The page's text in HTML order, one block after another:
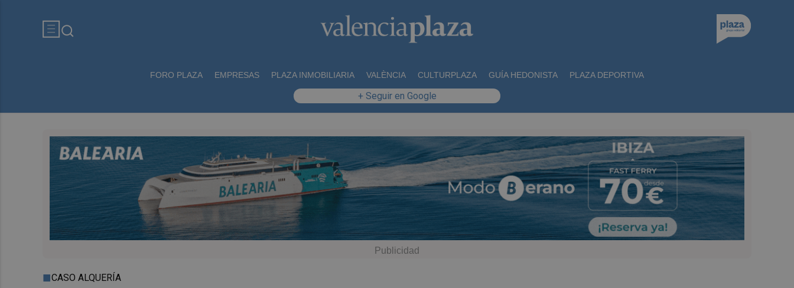
FORO PLAZA EMPRESAS PLAZA INMOBILIARIA VALÈNCIA CULTURPLAZA GUÍA HEDONISTA PLAZA DEPORTIVA
+ Seguir en Google
CASO ALQUERÍA